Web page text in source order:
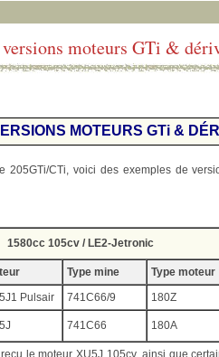
moteurs GTi &
MOTEURS GTi &
205GTi/CTi, voici des exemples de
1580cc 105cv / LE2-Jetronic
Type mine
Type moteur
Pulsair 741C66/9 180Z
741C66 180A
le moteur XU5J 105cv, ainsi que